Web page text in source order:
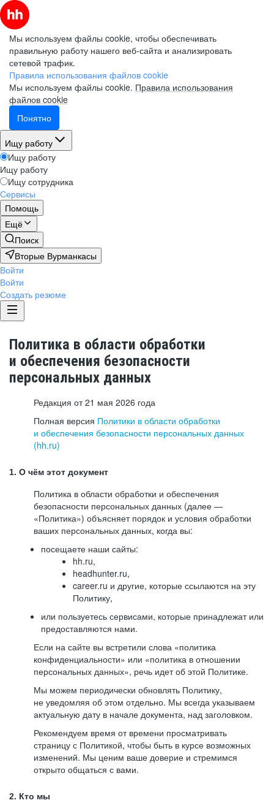
Мы используем файлы cookie, чтобы обеспечивать
правильную работу нашего веб-сайта и анализировать
сетевой трафик.
Правила использования файлов cookie
Мы используем файлы cookie. Правила использования
файлов cookie
Понятно
Ищу работу
Ищу работу
Ищу работу
Ищу сотрудника
Сервисы
Помощь
Ещё
Поиск
Вторые Вурманкасы
Войти
Войти
Создать резюме
Политика в области обработки
и обеспечения безопасности
персональных данных
Редакция от 21 мая 2026 года
Полная версия Политики в области обработки
и обеспечения безопасности персональных данных
(hh.ru)
1. О чём этот документ
Политика в области обработки и обеспечения
безопасности персональных данных (далее —
«Политика») объясняет порядок и условия обработки
ваших персональных данных, когда вы:
посещаете наши сайты:
hh.ru,
headhunter.ru,
career.ru и другие, которые ссылаются на эту
Политику,
или пользуетесь сервисами, которые принадлежат или
предоставляются нами.
Если на сайте вы встретили слова «политика
конфиденциальности» или «политика в отношении
персональных данных», речь идет об этой Политике.
Мы можем периодически обновлять Политику,
не уведомляя об этом отдельно. Мы всегда указываем
актуальную дату в начале документа, над заголовком.
Рекомендуем время от времени просматривать
страницу с Политикой, чтобы быть в курсе возможных
изменений. Мы ценим ваше доверие и стремимся
открыто общаться с вами.
2. Кто мы